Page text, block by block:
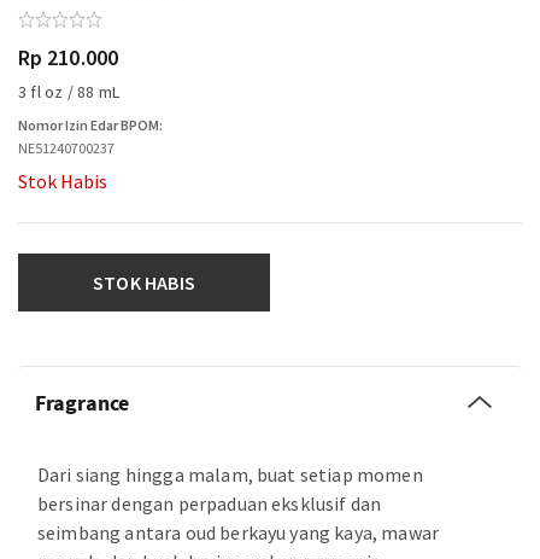
Rp 210.000
3 fl oz / 88 mL
Nomor Izin Edar BPOM:
NE51240700237
Stok Habis
STOK HABIS
Fragrance
Dari siang hingga malam, buat setiap momen
bersinar dengan perpaduan eksklusif dan
seimbang antara oud berkayu yang kaya, mawar